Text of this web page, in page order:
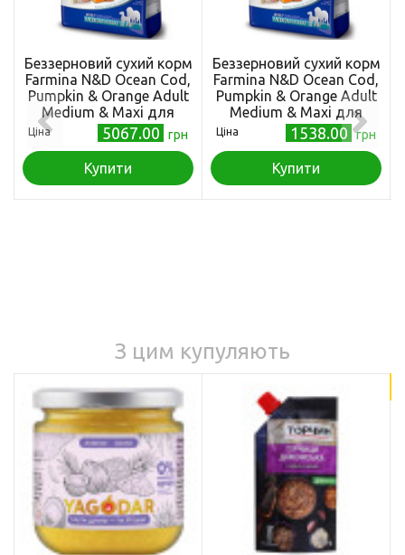
Беззерновий сухий корм
Farmina N&D Ocean Cod,
Pumpkin & Orange Adult
Medium & Maxi для
собак середніх і великих
порід, з тріскою та
апельсином, 12 кг
Ціна 5067.00 грн
Купити
Беззерновий сухий корм
Farmina N&D Ocean Cod,
Pumpkin & Orange Adult
Medium & Maxi для
собак середніх і великих
порід, з тріскою та
апельсином, 2,5 кг
Ціна 1538.00 грн
Купити
З цим купуляють